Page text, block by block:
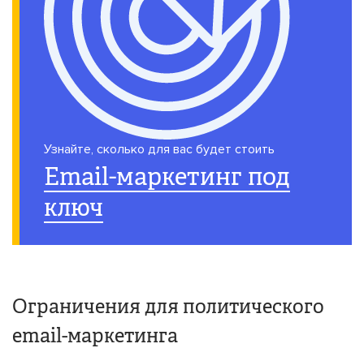
Узнайте, сколько для вас будет стоить
Email-маркетинг под
ключ
Ограничения для политического
email-маркетинга